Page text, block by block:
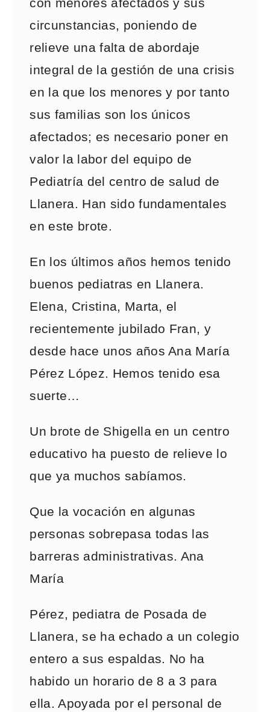
con menores afectados y sus
circunstancias, poniendo de
relieve una falta de abordaje
integral de la gestión de una crisis
en la que los menores y por tanto
sus familias son los únicos
afectados; es necesario poner en
valor la labor del equipo de
Pediatría del centro de salud de
Llanera. Han sido fundamentales
en este brote.
En los últimos años hemos tenido
buenos pediatras en Llanera.
Elena, Cristina, Marta, el
recientemente jubilado Fran, y
desde hace unos años Ana María
Pérez López. Hemos tenido esa
suerte…
Un brote de Shigella en un centro
educativo ha puesto de relieve lo
que ya muchos sabíamos.
Que la vocación en algunas
personas sobrepasa todas las
barreras administrativas. Ana
María
Pérez, pediatra de Posada de
Llanera, se ha echado a un colegio
entero a sus espaldas. No ha
habido un horario de 8 a 3 para
ella. Apoyada por el personal de